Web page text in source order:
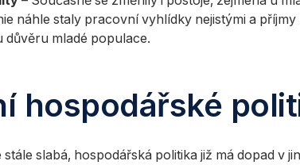
náhle staly pracovní vyhlídky nejistými a
důvěru mladé populace.
hospodářské
slabá, hospodářská politika již má dopad v